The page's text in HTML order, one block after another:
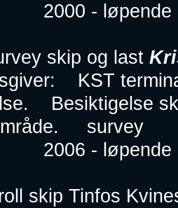
2000 -
skip og last
KST
Besiktigelse
survey
2006 -
skip Tinfos